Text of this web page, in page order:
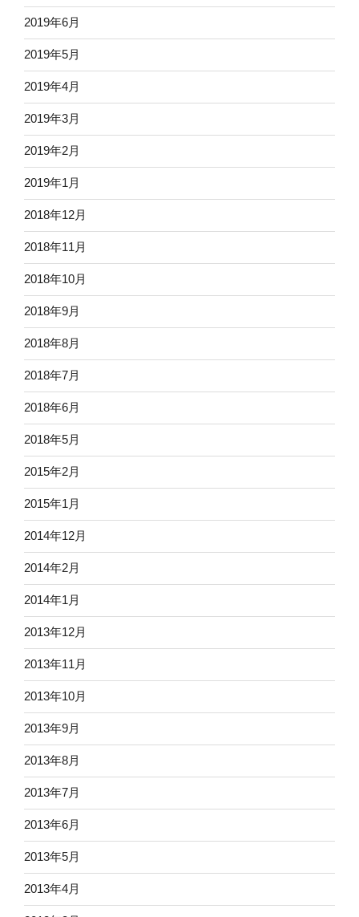
2019年6月
2019年5月
2019年4月
2019年3月
2019年2月
2019年1月
2018年12月
2018年11月
2018年10月
2018年9月
2018年8月
2018年7月
2018年6月
2018年5月
2015年2月
2015年1月
2014年12月
2014年2月
2014年1月
2013年12月
2013年11月
2013年10月
2013年9月
2013年8月
2013年7月
2013年6月
2013年5月
2013年4月